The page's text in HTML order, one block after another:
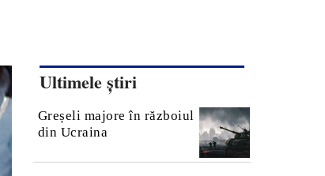
Ultimele știri
Greșeli majore în războiul
din Ucraina